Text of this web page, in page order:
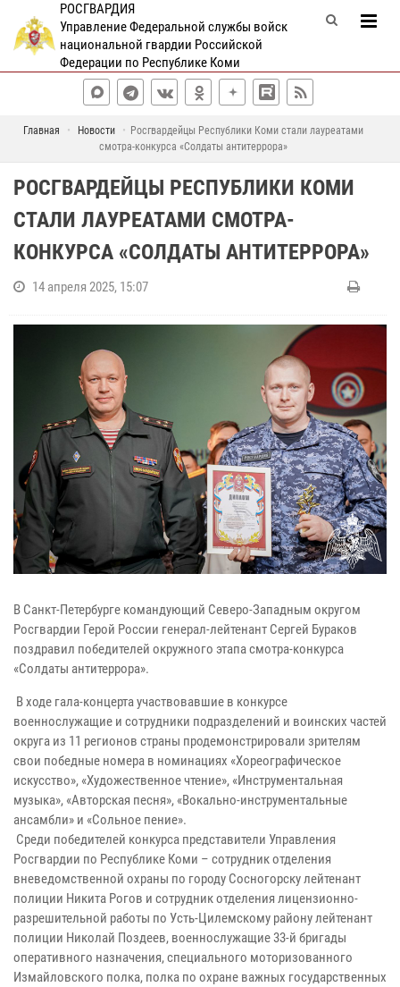
РОСГВАРДИЯ
Управление Федеральной службы войск
национальной гвардии Российской
Федерации по Республике Коми
Главная Новости
Росгвардейцы Республики Коми стали лауреатами
смотра-конкурса «Солдаты антитеррора»
РОСГВАРДЕЙЦЫ РЕСПУБЛИКИ КОМИ
СТАЛИ ЛАУРЕАТАМИ СМОТРА-
КОНКУРСА «СОЛДАТЫ АНТИТЕРРОРА»
14 апреля 2025, 15:07
В Санкт-Петербурге командующий Северо-Западным округом
Росгвардии Герой России генерал-лейтенант Сергей Бураков
поздравил победителей окружного этапа смотра-конкурса
«Солдаты антитеррора».
В ходе гала-концерта участвовавшие в конкурсе
военнослужащие и сотрудники подразделений и воинских частей
округа из 11 регионов страны продемонстрировали зрителям
свои победные номера в номинациях «Хореографическое
искусство», «Художественное чтение», «Инструментальная
музыка», «Авторская песня», «Вокально-инструментальные
ансамбли» и «Сольное пение».
Среди победителей конкурса представители Управления
Росгвардии по Республике Коми – сотрудник отделения
вневедомственной охраны по городу Сосногорску лейтенант
полиции Никита Рогов и сотрудник отделения лицензионно-
разрешительной работы по Усть-Цилемскому району лейтенант
полиции Николай Поздеев, военнослужащие 33-й бригады
оперативного назначения, специального моторизованного
Измайловского полка, полка по охране важных государственных